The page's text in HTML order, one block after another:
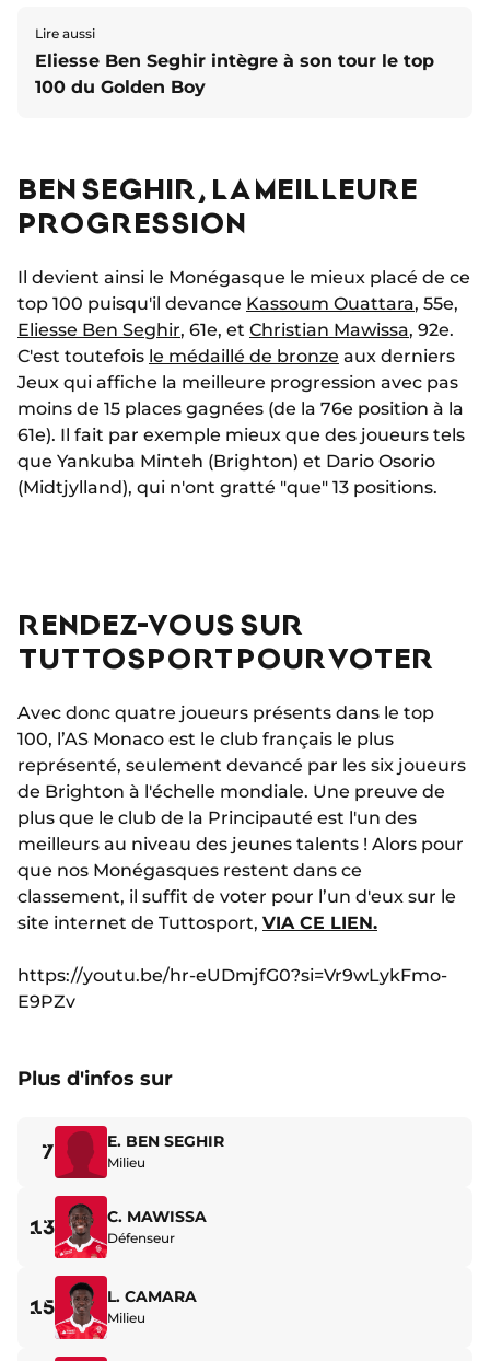
Lire aussi
Eliesse Ben Seghir intègre à son tour le top
100 du Golden Boy
BEN SEGHIR, LA MEILLEURE
PROGRESSION
Il devient ainsi le Monégasque le mieux placé de ce
top 100 puisqu'il devance Kassoum Ouattara, 55e,
Eliesse Ben Seghir, 61e, et Christian Mawissa, 92e.
C'est toutefois le médaillé de bronze aux derniers
Jeux qui affiche la meilleure progression avec pas
moins de 15 places gagnées (de la 76e position à la
61e). Il fait par exemple mieux que des joueurs tels
que Yankuba Minteh (Brighton) et Dario Osorio
(Midtjylland), qui n'ont gratté "que" 13 positions.
RENDEZ-VOUS SUR
TUTTOSPORT POUR VOTER
Avec donc quatre joueurs présents dans le top
100, l’AS Monaco est le club français le plus
représenté, seulement devancé par les six joueurs
de Brighton à l'échelle mondiale. Une preuve de
plus que le club de la Principauté est l'un des
meilleurs au niveau des jeunes talents ! Alors pour
que nos Monégasques restent dans ce
classement, il suffit de voter pour l’un d'eux sur le
site internet de Tuttosport, VIA CE LIEN.
https://youtu.be/hr-eUDmjfG0?si=Vr9wLykFmo-
E9PZv
Plus d'infos sur
7 E. BEN SEGHIR
Milieu
13 C. MAWISSA
Défenseur
15 L. CAMARA
Milieu